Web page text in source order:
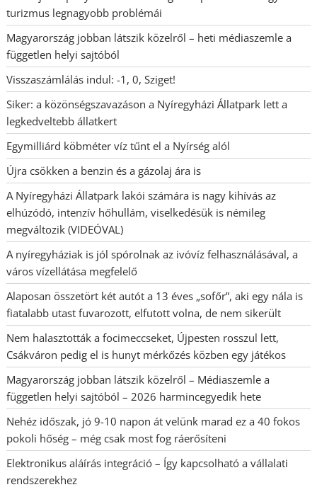
turizmus legnagyobb problémái
Magyarország jobban látszik közelről – heti médiaszemle a
független helyi sajtóból
Visszaszámlálás indul: -1, 0, Sziget!
Siker: a közönségszavazáson a Nyíregyházi Állatpark lett a
legkedveltebb állatkert
Egymilliárd köbméter víz tűnt el a Nyírség alól
Újra csökken a benzin és a gázolaj ára is
A Nyíregyházi Állatpark lakói számára is nagy kihívás az
elhúzódó, intenzív hőhullám, viselkedésük is némileg
megváltozik (VIDEÓVAL)
A nyíregyháziak is jól spórolnak az ivóvíz felhasználásával, a
város vízellátása megfelelő
Alaposan összetört két autót a 13 éves „sofőr”, aki egy nála is
fiatalabb utast fuvarozott, elfutott volna, de nem sikerült
Nem halasztották a focimeccseket, Újpesten rosszul lett,
Csákváron pedig el is hunyt mérkőzés közben egy játékos
Magyarország jobban látszik közelről – Médiaszemle a
független helyi sajtóból – 2026 harmincegyedik hete
Nehéz időszak, jó 9-10 napon át velünk marad ez a 40 fokos
pokoli hőség – még csak most fog ráerősíteni
Elektronikus aláírás integráció – Így kapcsolható a vállalati
rendszerekhez